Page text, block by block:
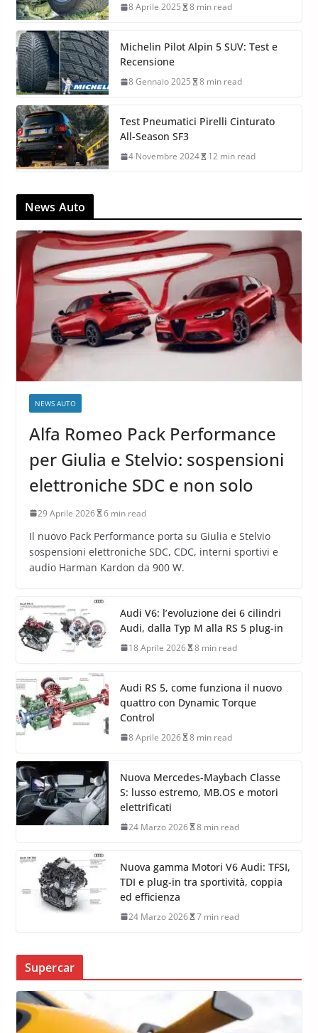
8 Aprile 2025 8 min read
Michelin Pilot Alpin 5 SUV: Test e
Recensione
8 Gennaio 2025 8 min read
Test Pneumatici Pirelli Cinturato
All-Season SF3
4 Novembre 2024 12 min read
News Auto
NEWS AUTO
Alfa Romeo Pack Performance
per Giulia e Stelvio: sospensioni
elettroniche SDC e non solo
29 Aprile 2026 6 min read
Il nuovo Pack Performance porta su Giulia e Stelvio
sospensioni elettroniche SDC, CDC, interni sportivi e
audio Harman Kardon da 900 W.
Audi V6: l’evoluzione dei 6 cilindri
Audi, dalla Typ M alla RS 5 plug-in
18 Aprile 2026 8 min read
Audi RS 5, come funziona il nuovo
quattro con Dynamic Torque
Control
8 Aprile 2026 8 min read
Nuova Mercedes-Maybach Classe
S: lusso estremo, MB.OS e motori
elettrificati
24 Marzo 2026 8 min read
Nuova gamma Motori V6 Audi: TFSI,
TDI e plug-in tra sportività, coppia
ed efficienza
24 Marzo 2026 7 min read
Supercar